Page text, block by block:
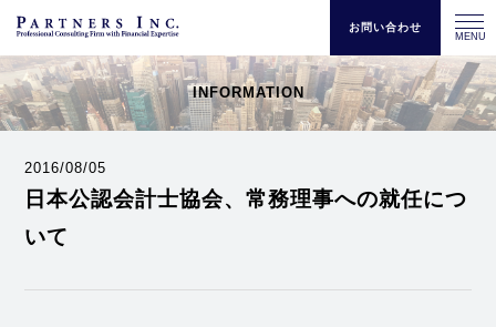
お問い合わせ
INFORMATION
2016/08/05
日本公認会計士協会、常務理事への就任につ
いて
MENU